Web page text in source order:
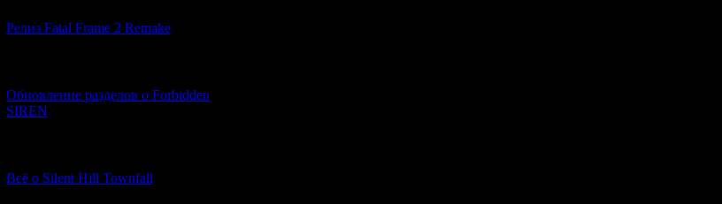
Релиз Fatal Frame 2 Remake
Обновление разделов о Forbidden
SIREN
Всё о Silent Hill Townfall